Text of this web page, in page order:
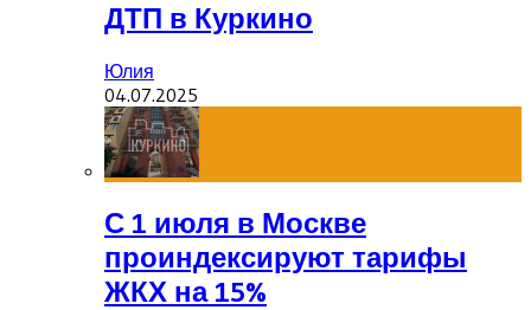
ДТП в Куркино
Юлия
04.07.2025
С 1 июля в Москве
проиндексируют тарифы
ЖКХ на 15%